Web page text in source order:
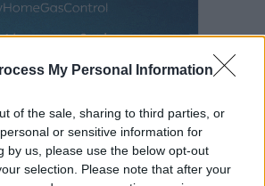
My Personal Information
of the sale, sharing to third parties, or
or sensitive information for
by us, please use the below opt-out
selection. Please note that after your